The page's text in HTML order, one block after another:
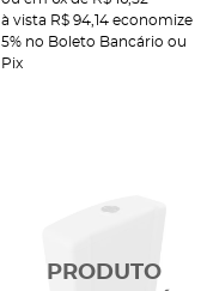
à vista R$ 94,14 economize
5% no Boleto Bancário ou
Pix